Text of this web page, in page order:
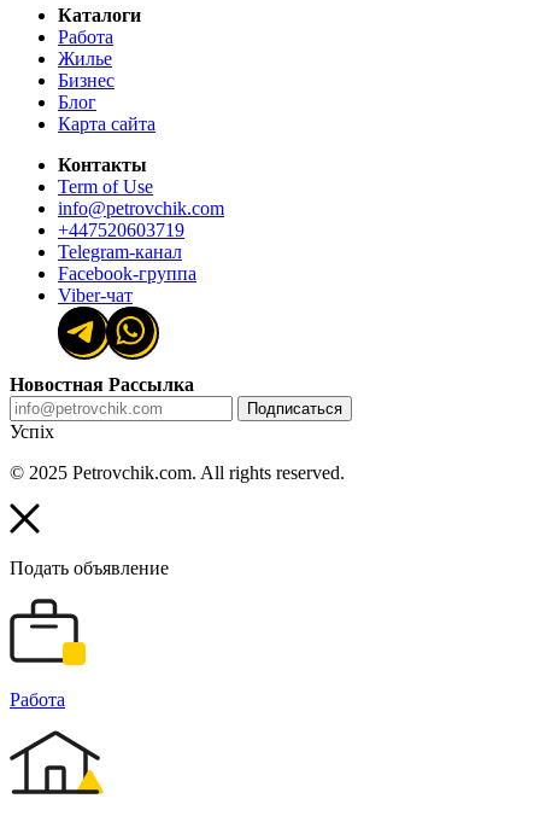
Каталоги
Работа
Жилье
Бизнес
Блог
Карта сайта
Контакты
Term of Use
info@petrovchik.com
+447520603719
Telegram-канал
Facebook-группа
Viber-чат
Новостная Рассылка
Подписаться
Успіх
© 2025 Petrovchik.com. All rights reserved.
Подать объявление
Работа